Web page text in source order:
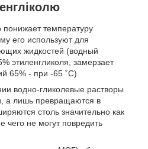
понижает температуру
его используют для
жидкостей (водный
этиленгликоля, замерзает
65% - при -65 ˚С).
водно-гликолевые растворы
а лишь превращаются в
столь значительно как
чего не могут повредить